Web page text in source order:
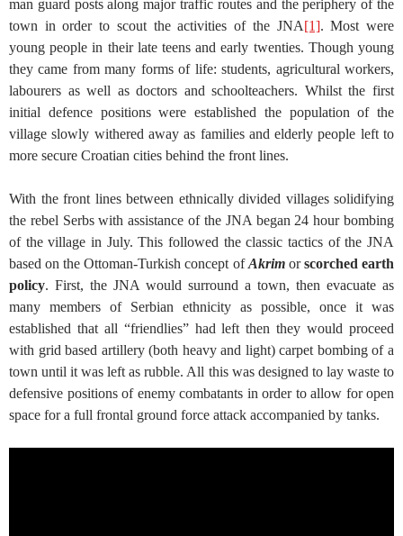
man guard posts along major traffic routes and the periphery of the
town in order to scout the activities of the JNA[1]. Most were
young people in their late teens and early twenties. Though young
they came from many forms of life: students, agricultural workers,
labourers as well as doctors and schoolteachers. Whilst the first
initial defence positions were established the population of the
village slowly withered away as families and elderly people left to
more secure Croatian cities behind the front lines.
With the front lines between ethnically divided villages solidifying
the rebel Serbs with assistance of the JNA began 24 hour bombing
of the village in July. This followed the classic tactics of the JNA
based on the Ottoman-Turkish concept ofAkrimorscorched earth
policy. First, the JNA would surround a town, then evacuate as
many members of Serbian ethnicity as possible, once it was
established that all “friendlies” had left then they would proceed
with grid based artillery (both heavy and light) carpet bombing of a
town until it was left as rubble. All this was designed to lay waste to
defensive positions of enemy combatants in order to allow for open
space for a full frontal ground force attack accompanied by tanks.